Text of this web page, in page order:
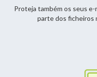
Proteja também os seus e-
parte dos ficheiros